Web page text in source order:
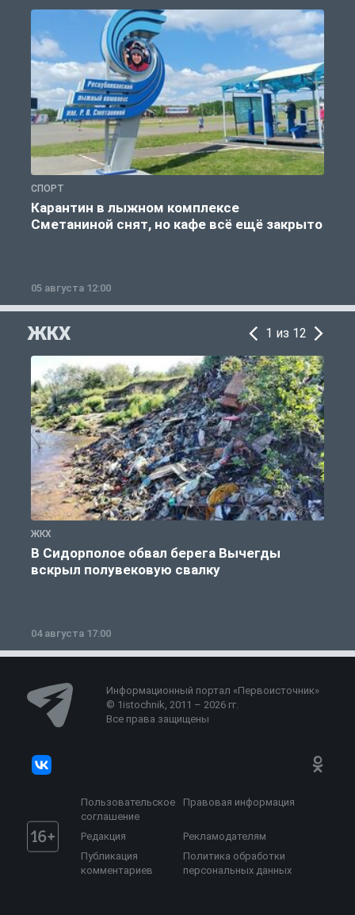
СПОРТ
Карантин в лыжном комплексе
Сметаниной снят, но кафе всё ещё закрыто
05 августа 12:00
ЖКХ 1 из 12
ЖКХ
В Сидорполое обвал берега Вычегды
вскрыл полувековую свалку
04 августа 17:00
Информационный портал «Первоисточник»
© 1istochnik, 2011 – 2026 гг.
Все права защищены
Пользовательское
соглашение
Правовая информация
Редакция
Рекламодателям
Публикация
комментариев
Политика обработки
персональных данных